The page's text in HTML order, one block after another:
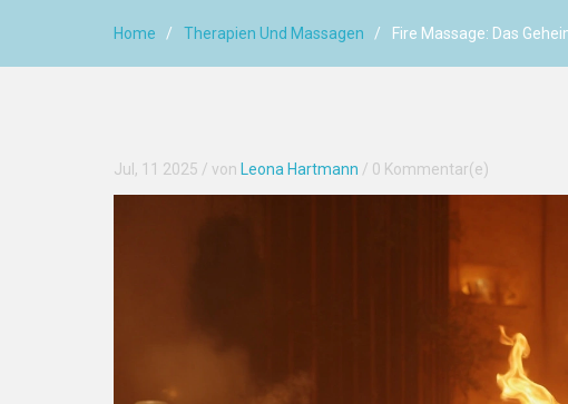
Home Therapien Und Massagen Fire Massage: Das
Jul, 11 2025 / von Leona Hartmann / 0 Kommentar(e)